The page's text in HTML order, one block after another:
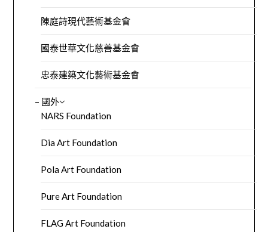
陳庭詩現代藝術基金會
國泰世華文化慈善基金會
忠泰建築文化藝術基金會
– 國外
NARS Foundation
Dia Art Foundation
Pola Art Foundation
Pure Art Foundation
FLAG Art Foundation